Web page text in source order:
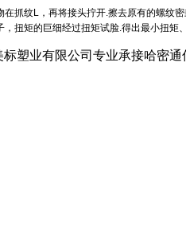
抓纹L，再将接头拧开.擦去原有的螺纹
扭矩的巨细经过扭矩试脸.得出最小扭
业有限公司专业承接哈密通